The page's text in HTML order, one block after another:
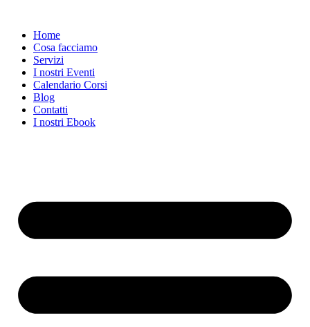
Home
Cosa facciamo
Servizi
I nostri Eventi
Calendario Corsi
Blog
Contatti
I nostri Ebook